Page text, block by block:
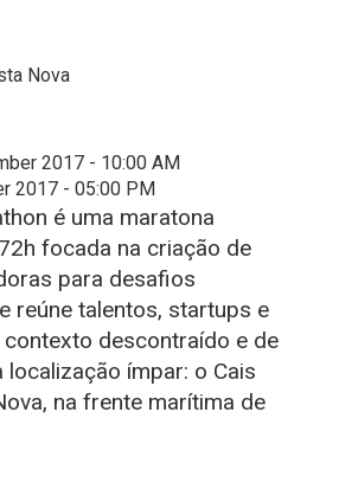
é uma maratona
focada na criação de
para desafios
reúne talentos, startups e
contexto descontraído e de
localização ímpar: o Cais
na frente marítima de
Nova
2017 - 10:00 AM
2017 - 05:00 PM